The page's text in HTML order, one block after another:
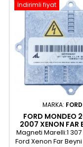
İndirimli fiyat
MARKA: FORD
FORD MONDEO
2007 XENON FAR
1S71-12B655-
Magneti Marelli:1
Ford Xenon Far